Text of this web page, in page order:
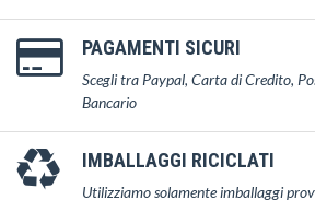
PAGAMENTI SICURI
Scegli tra Paypal, Carta di Credito,
Bancario
IMBALLAGGI RICICLATI
Utilizziamo solamente imballaggi